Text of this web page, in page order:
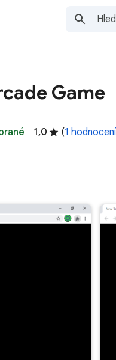
Game
1,0 (1 hodnocení